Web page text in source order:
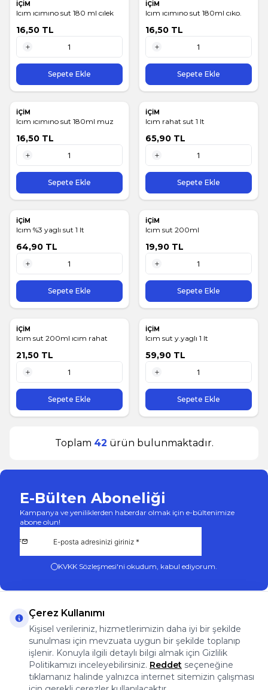
İÇİM
Icım ıcımıno sut 180 ml cılek
16,50 TL
1 Adet
Sepete Ekle
İÇİM
Icım ıcımıno sut 180ml cıko.
16,50 TL
1 Adet
Sepete Ekle
İÇİM
Icım ıcımıno sut 180ml muz
16,50 TL
1 Adet
Sepete Ekle
İÇİM
Icım rahat sut 1 lt
65,90 TL
1 Adet
Sepete Ekle
İÇİM
Icım %3 yaglı sut 1 lt
64,90 TL
1 Adet
Sepete Ekle
İÇİM
Icım sut 200ml
19,90 TL
1 Adet
Sepete Ekle
İÇİM
Icım sut 200ml ıcım rahat
21,50 TL
1 Adet
Sepete Ekle
İÇİM
Icım sut y.yaglı 1 lt
59,90 TL
1 Adet
Sepete Ekle
Toplam 42 ürün bulunmaktadır.
E-Bülten Aboneliği
Kampanya ve yeniliklerden haberdar olmak için e-bültenimize
abone olun!
KVKK Sözleşmesi'ni okudum, kabul ediyorum.
App StorePlay Store
FacebookInstagram
Önemli Bilgiler
Önemli Bilgiler
Hızlı Erişim
Çerez Kullanımı
Kişisel verileriniz, hizmetlerimizin daha iyi bir şekilde
sunulması için mevzuata uygun bir şekilde toplanıp
işlenir. Konuyla ilgili detaylı bilgi almak için Gizlilik
Politikamızı inceleyebilirsiniz. Reddet seçeneğine
tıklamanız halinde yalnızca internet sitemizin çalışması